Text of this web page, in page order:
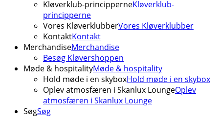
Kløverklub-principperneKløverklub-
principperne
Vores KløverklubberVores Kløverklubber
KontaktKontakt
MerchandiseMerchandise
Besøg Kløvershoppen
Møde & hospitalityMøde & hospitality
Hold møde i en skyboxHold møde i en skybox
Oplev atmosfæren i Skanlux LoungeOplev
atmosfæren i Skanlux Lounge
SøgSøg